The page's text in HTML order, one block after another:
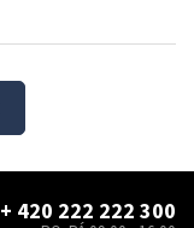
+ 420 222 222 300